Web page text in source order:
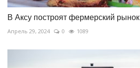
В Аксу построят фермерский рынок
Апрель 29, 2024 0 1089